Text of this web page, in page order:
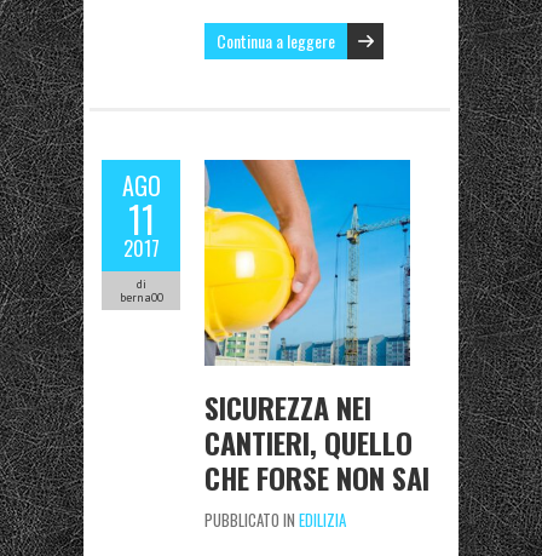
Continua a leggere
AGO
11
2017
di
berna00
SICUREZZA NEI
CANTIERI, QUELLO
CHE FORSE NON SAI
PUBBLICATO IN EDILIZIA